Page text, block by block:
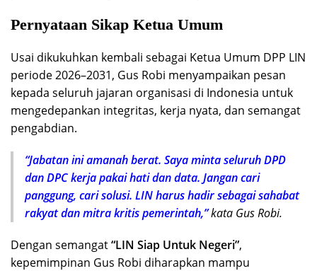
Pernyataan Sikap Ketua Umum
Usai dikukuhkan kembali sebagai Ketua Umum DPP LIN
periode 2026–2031, Gus Robi menyampaikan pesan
kepada seluruh jajaran organisasi di Indonesia untuk
mengedepankan integritas, kerja nyata, dan semangat
pengabdian.
“Jabatan ini amanah berat. Saya minta seluruh DPD
dan DPC kerja pakai hati dan data. Jangan cari
panggung, cari solusi. LIN harus hadir sebagai sahabat
rakyat dan mitra kritis pemerintah,”kata Gus Robi.
Dengan semangat“LIN Siap Untuk Negeri”,
kepemimpinan Gus Robi diharapkan mampu